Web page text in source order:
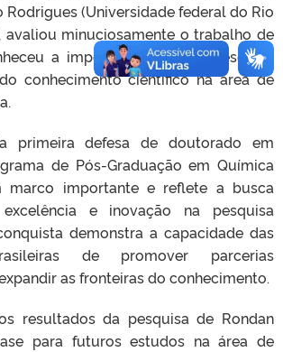
Rodrigues (Universidade federal do Rio
avaliou minuciosamente o trabalho de
a importância de sua pesquisa
conhecimento científico na área de
primeira defesa de doutorado em
de Pós-Graduação em Química
marco importante e reflete a busca
e inovação na pesquisa
demonstra a capacidade das
de promover parcerias
as fronteiras do conhecimento.
resultados da pesquisa de Rondan
para futuros estudos na área de